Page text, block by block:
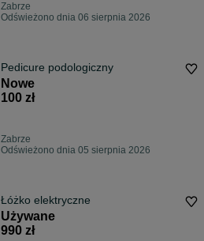
Zabrze
Odświeżono dnia 06 sierpnia 2026
Pedicure podologiczny
Nowe
100 zł
Zabrze
Odświeżono dnia 05 sierpnia 2026
Łóżko elektryczne
Używane
990 zł